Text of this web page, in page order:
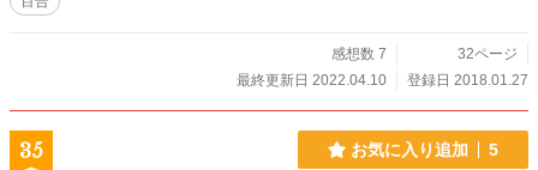
感想数 7
32ページ
最終更新日 2022.04.10
登録日 2018.01.27
35 お気に入り追加 5